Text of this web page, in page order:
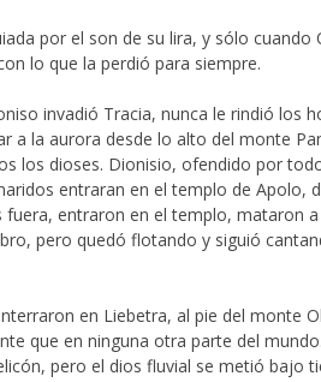
por el son de su lira, y sólo cuando
lo que la perdió para siempre.
invadió Tracia, nunca le rindió los
a la aurora desde lo alto del monte
los dioses. Dionisio, ofendido por
entraran en el templo de Apolo,
entraron en el templo, mataron
pero quedó flotando y siguió
en Liebetra, al pie del monte
que en ninguna otra parte del
pero el dios fluvial se metió bajo